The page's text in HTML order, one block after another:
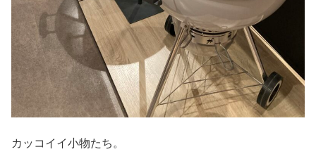
カッコイイ小物たち。